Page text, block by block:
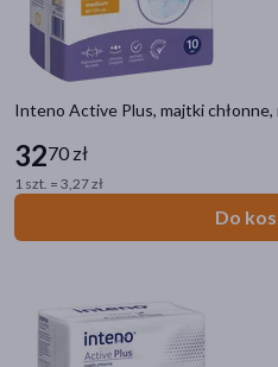
Inteno Active Plus, majtki chłonne,
3270 zł
1 szt. = 3,27 zł
Do